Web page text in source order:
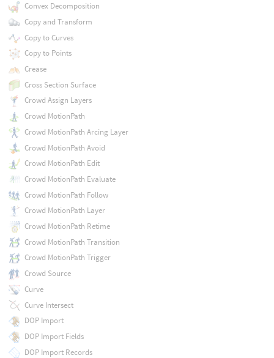
Convex Decomposition
Copy and Transform
Copy to Curves
Copy to Points
Crease
Cross Section Surface
Crowd Assign Layers
Crowd MotionPath
Crowd MotionPath Arcing Layer
Crowd MotionPath Avoid
Crowd MotionPath Edit
Crowd MotionPath Evaluate
Crowd MotionPath Follow
Crowd MotionPath Layer
Crowd MotionPath Retime
Crowd MotionPath Transition
Crowd MotionPath Trigger
Crowd Source
Curve
Curve Intersect
DOP Import
DOP Import Fields
DOP Import Records